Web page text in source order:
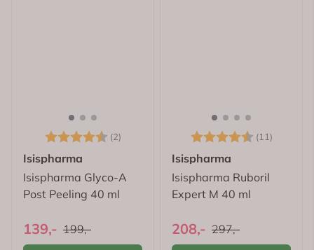
Karakter: (2)
4.5 av 5 mulige
Isispharma
Isispharma Glyco-A
Post Peeling 40 ml
139,- 199,-
Karakter: (11)
Isispharma
Isispharma Ruboril
Expert M 40 ml
208,- 297,-